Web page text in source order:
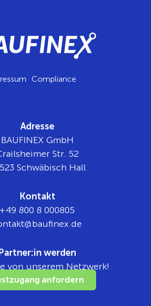
Compliance
Adresse
BAUFINEX GmbH
Str. 52
Schwäbisch Hall
Kontakt
+49 800 8 000805
ed.xe
nifua
b@tka
werden
von unserem Netzwerk!
anfordern